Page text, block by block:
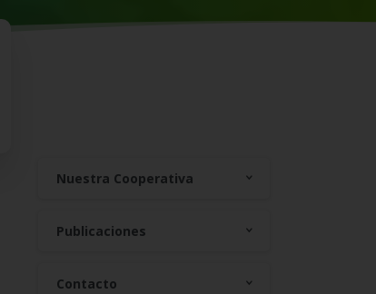
Nuestra Cooperativa
Publicaciones
Contacto